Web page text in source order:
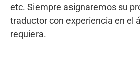
etc. Siempre asignaremos su
traductor con experiencia en el
requiera.